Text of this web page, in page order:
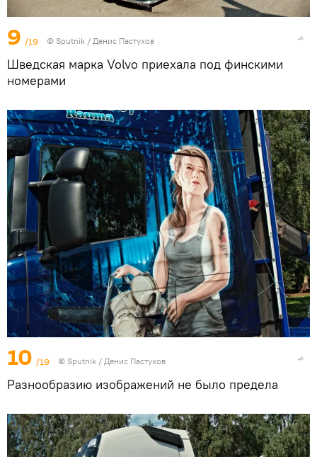
9 /19 © Sputnik / Денис Пастухов
Шведская марка Volvo приехала под финскими
номерами
10 /19 © Sputnik / Денис Пастухов
Разнообразию изображений не было предела